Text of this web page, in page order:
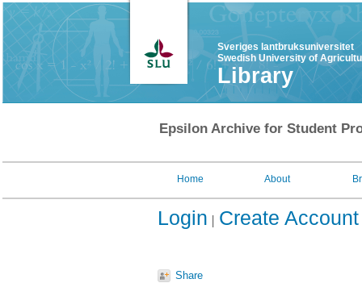
Sveriges lantbruksuniversitet
Swedish University of
Library
Epsilon Archive for Student
Home About
Login Create Account
Share